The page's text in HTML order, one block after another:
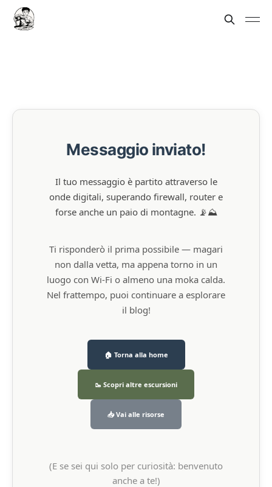
Messaggio inviato!
Il tuo messaggio è partito attraverso le
onde digitali, superando firewall, router e
forse anche un paio di montagne. 📡⛰️
Ti risponderò il prima possibile — magari
non dalla vetta, ma appena torno in un
luogo con Wi-Fi o almeno una moka calda.
Nel frattempo, puoi continuare a esplorare
il blog!
🏠 Torna alla home
🥾 Scopri altre escursioni
📥 Vai alle risorse
(E se sei qui solo per curiosità: benvenuto
anche a te!)